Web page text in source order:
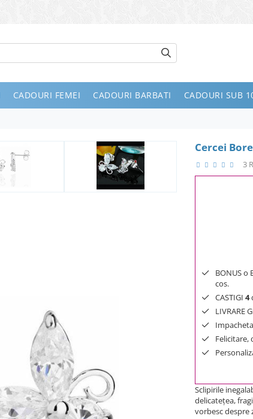
CADOURI FEMEI CADOURI BARBATI CADOURI SUB
Cercei
3
BONUS o
cos.
CASTIGI 4
LIVRARE
Felicitare,
Sclipirile
delicateţea,
vorbesc despre